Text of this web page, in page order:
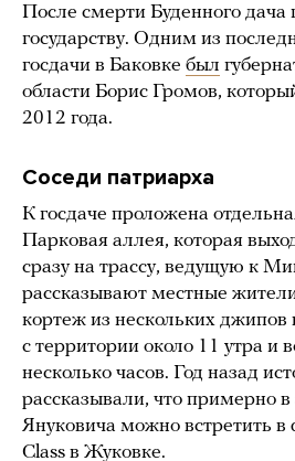
После смерти Буденного дача
государству. Одним из
госдачи в Баковке был
области Борис Громов,
2012 года.
Соседи патриарха
К госдаче проложена
Парковая аллея, которая
сразу на трассу, ведущую к
рассказывают местные
кортеж из нескольких джипов
с территории около 11 утра и
несколько часов. Год назад
рассказывали, что примерно
Януковича можно встретить в
Class в Жуковке.